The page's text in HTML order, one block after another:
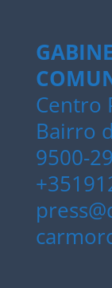
Centro
Bairro
9500-